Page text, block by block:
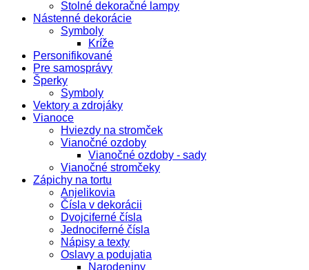
Stolné dekoračné lampy
Nástenné dekorácie
Symboly
Kríže
Personifikované
Pre samosprávy
Šperky
Symboly
Vektory a zdrojáky
Vianoce
Hviezdy na stromček
Vianočné ozdoby
Vianočné ozdoby - sady
Vianočné stromčeky
Zápichy na tortu
Anjelikovia
Čísla v dekorácii
Dvojciferné čísla
Jednociferné čísla
Nápisy a texty
Oslavy a podujatia
Narodeniny